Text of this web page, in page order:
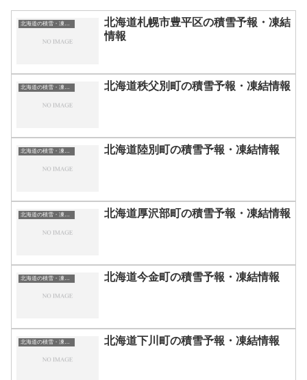
北海道の積雪・凍結情報
北海道札幌市豊平区の積雪予報・凍結
情報
北海道の積雪・凍結情報 北海道秩父別町の積雪予報・凍結情報
北海道の積雪・凍結情報 北海道陸別町の積雪予報・凍結情報
北海道の積雪・凍結情報 北海道厚沢部町の積雪予報・凍結情報
北海道の積雪・凍結情報 北海道今金町の積雪予報・凍結情報
北海道下川町の積雪予報・凍結情報